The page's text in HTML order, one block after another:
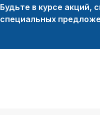
Будьте в курсе акций,
специальных